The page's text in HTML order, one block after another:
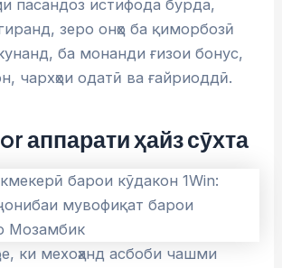
пасандоз истифода бурда,
зеро онҳо ба қиморбозӣ
ба монанди ғизои бонус,
чархҳои одатӣ ва ғайриоддӣ.
аппарати ҳайз сӯхта
ки мехоҳанд асбоби чашми